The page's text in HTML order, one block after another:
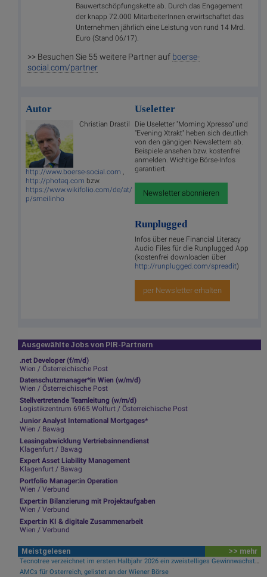
Bauwertschöpfungskette ab. Durch das Engagement
der knapp 72.000 MitarbeiterInnen erwirtschaftet das
Unternehmen jährlich eine Leistung von rund 14 Mrd.
Euro (Stand 06/17).
>> Besuchen Sie 55 weitere Partner auf boerse-
social.com/partner
Autor
Christian Drastil
http://www.boerse-social.com ,
http://photaq.com bzw.
https://www.wikifolio.com/de/at/
p/smeilinho
Useletter
Die Useletter "Morning Xpresso" und
"Evening Xtrakt" heben sich deutlich
von den gängigen Newslettern ab.
Beispiele ansehen bzw. kostenfrei
anmelden. Wichtige Börse-Infos
garantiert.
Newsletter abonnieren
Runplugged
Infos über neue Financial Literacy
Audio Files für die Runplugged App
(kostenfrei downloaden über
http://runplugged.com/spreadit)
per Newsletter erhalten
Ausgewählte Jobs von PIR-Partnern
.net Developer (f/m/d)
Wien / Österreichische Post
Datenschutzmanager*in Wien (w/m/d)
Wien / Österreichische Post
Stellvertretende Teamleitung (w/m/d)
Logistikzentrum 6965 Wolfurt / Österreichische Post
Junior Analyst International Mortgages*
Wien / Bawag
Leasingabwicklung Vertriebsinnendienst
Klagenfurt / Bawag
Expert Asset Liability Management
Klagenfurt / Bawag
Portfolio Manager:in Operation
Wien / Verbund
Expert:in Bilanzierung mit Projektaufgaben
Wien / Verbund
Expert:in KI & digitale Zusammenarbeit
Wien / Verbund
Meistgelesen >> mehr
Tecnotree verzeichnet im ersten Halbjahr 2026 ein zweistelliges Gewinnwachstum und eine beschleunigte Einführungsdynamik
AMCs für Österreich, gelistet an der Wiener Börse